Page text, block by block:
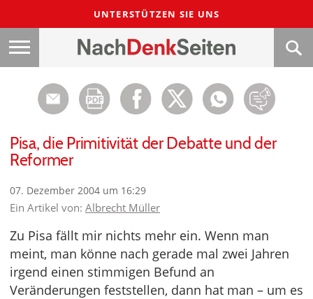
UNTERSTÜTZEN SIE UNS
Pisa, die Primitivität der Debatte und der
Reformer
07. Dezember 2004 um 16:29
Ein Artikel von: Albrecht Müller
Zu Pisa fällt mir nichts mehr ein. Wenn man
meint, man könne nach gerade mal zwei Jahren
irgend einen stimmigen Befund an
Veränderungen feststellen, dann hat man – um es